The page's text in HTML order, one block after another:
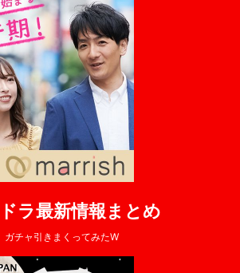
ラ最新情報まとめ
ガチャ引きまくってみたW